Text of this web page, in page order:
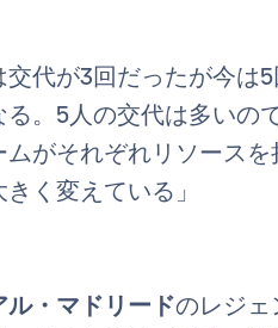
交代が3回だったが今は
。5人の交代は多いの
がそれぞれリソース
く変えている」
ル・マドリードのレジェ